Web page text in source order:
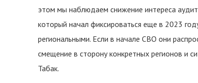
этом мы наблюдаем снижение интереса
который начал фиксироваться еще в 2023
региональными. Если в начале СВО они
смещение в сторону конкретных регионов и
Табак.